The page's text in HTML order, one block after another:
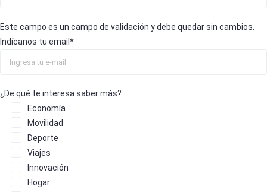
Este campo es un campo de validación y debe quedar sin cambios.
Indícanos tu email *
¿De qué te interesa saber más?
Economía
Movilidad
Deporte
Viajes
Innovación
Hogar